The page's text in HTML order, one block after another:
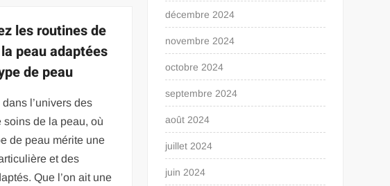
les routines de
peau adaptées
de peau
l’univers des
soins de la peau, où
de peau mérite une
et des
Que l’on ait une
décembre 2024
novembre 2024
octobre 2024
septembre 2024
août 2024
juillet 2024
juin 2024